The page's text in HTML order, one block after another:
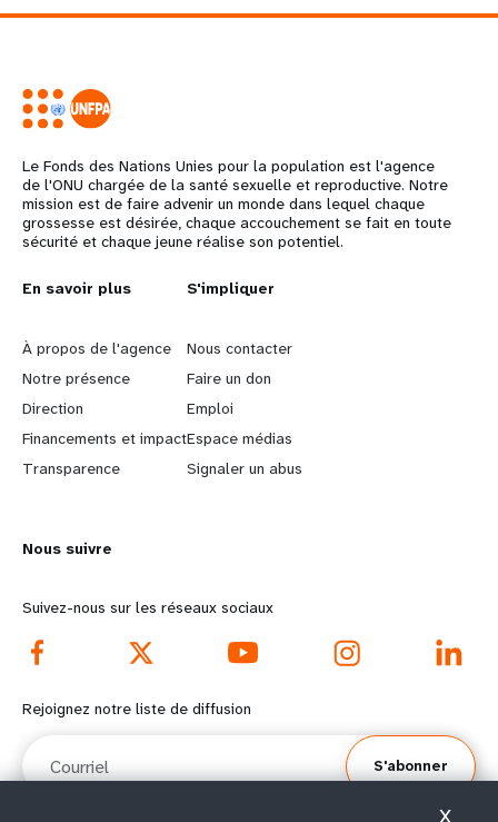
Le Fonds des Nations Unies pour la population est l'agence
de l'ONU chargée de la santé sexuelle et reproductive. Notre
mission est de faire advenir un monde dans lequel chaque
grossesse est désirée, chaque accouchement se fait en toute
sécurité et chaque jeune réalise son potentiel.
L
e
a
r
n
o
r
e
f
o
En savoir plus
À propos de l'agence
Notre présence
Direction
Financements et impact
Transparence
G
o
b
e
y
d
o
t
S'impliquer
Nous contacter
Faire un don
Emploi
Espace médias
Signaler un abus
Nous suivre
Suivez-nous sur les réseaux sociaux
Rejoignez notre liste de diffusion
S'abonner
X